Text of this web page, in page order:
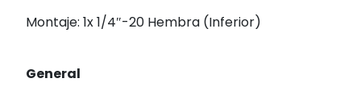
Montaje: 1x 1/4″-20 Hembra (Inferior)
General